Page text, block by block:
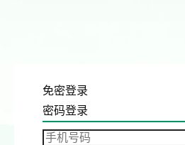
免密登录
密码登录